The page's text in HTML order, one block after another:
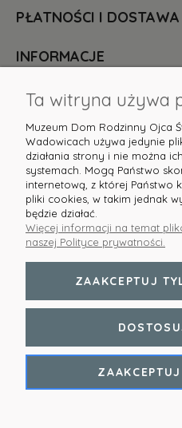
PŁATNOŚCI I DOSTAWA
INFORMACJE
O NAS
Masz pytania? Służymy
nami:sklep@domjp2.pl
Sklep
Ta witryna używa
Muzeum Dom Rodzinny Ojca
Wadowicach używa jedynie
działania strony i nie można
systemach. Mogą Państwo
internetową, z której Państwo
pliki cookies, w takim jednak
będzie działać.
Więcej informacji na temat
naszej Polityce prywatności.
ZAAKCEPTUJ